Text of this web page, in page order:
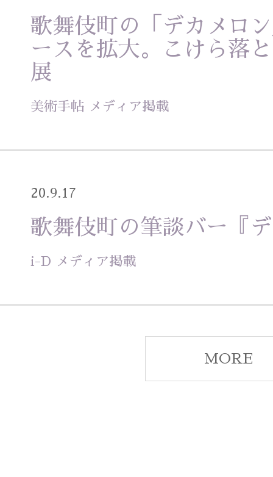
歌舞伎町の「デカメロ
ースを拡大。こけら落
展
美術手帖 メディア掲載
20.9.17
歌舞伎町の筆談バー『
i-D メディア掲載
MORE